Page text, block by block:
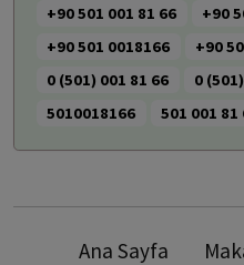
+90 501 001 81 66
+90
+90 501 0018166
+90
0 (501) 001 81 66
0
5010018166
501 001 81
Ana Sayfa